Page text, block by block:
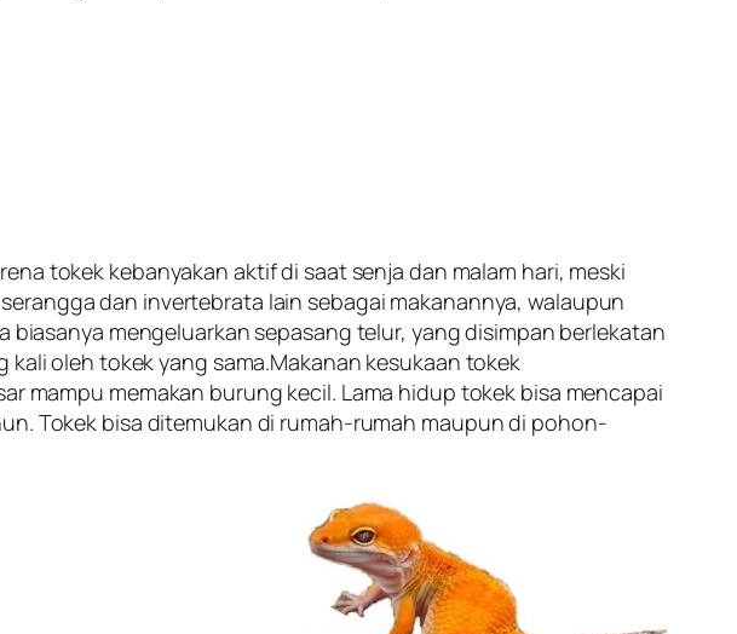
tokek kebanyakan aktif di saat senja dan malam hari, meski
dan invertebrata lain sebagai makanannya, walaupun
mengeluarkan sepasang telur, yang disimpan berlekatan
oleh tokek yang sama.Makanan kesukaan tokek
mampu memakan burung kecil. Lama hidup tokek bisa mencapai
Tokek bisa ditemukan di rumah-rumah maupun di pohon-